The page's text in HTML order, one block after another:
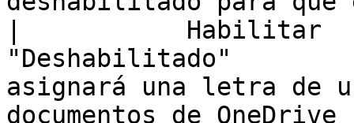
|
"Deshabilitado"
asignará una letra de
documentos de